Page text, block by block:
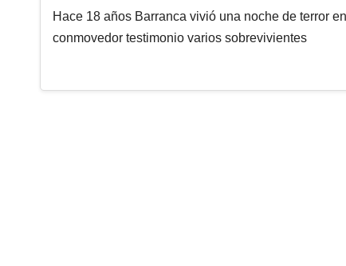
Hace 18 años Barranca vivió una noche de terror
conmovedor testimonio varios sobrevivientes